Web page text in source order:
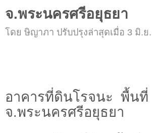
จ.พระนครศรีอยุธยา
โดย ษิญาภา ปรับปรุงล่าสุดเมื่อ 3 มิ.ย.
อาคารที่ดินโรจนะ พื้น
จ.พระนครศรีอยุธยา